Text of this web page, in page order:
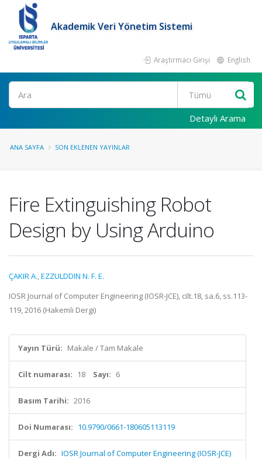
Akademik Veri Yönetim Sistemi
Araştırmacı Girişi English
Ara
Detaylı Arama
ANA SAYFA SON EKLENEN YAYINLAR
Fire Extinguishing Robot
Design by Using Arduino
ÇAKIR A.,EZZULDDIN N. F. E.
IOSR Journal of Computer Engineering (IOSR-JCE), cilt.18, sa.6, ss.113-
119, 2016 (Hakemli Dergi)
Yayın Türü: Makale / Tam Makale
Cilt numarası: 18 Sayı: 6
Basım Tarihi: 2016
Doi Numarası: 10.9790/0661-180605113119
Dergi Adı: IOSR Journal of Computer Engineering (IOSR-JCE)